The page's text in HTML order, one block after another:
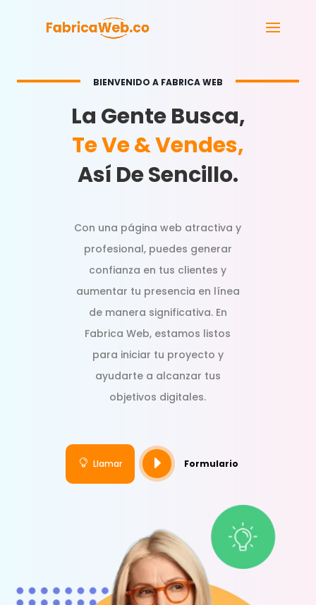
BIENVENIDO A FABRICA WEB
La Gente Busca,
Te Ve & Vendes,
Así De Sencillo.
Con una página web atractiva y
profesional, puedes generar
confianza en tus clientes y
aumentar tu presencia en línea
de manera significativa. En
Fabrica Web, estamos listos
para iniciar tu proyecto y
ayudarte a alcanzar tus
objetivos digitales.
 Llamar E Formulario